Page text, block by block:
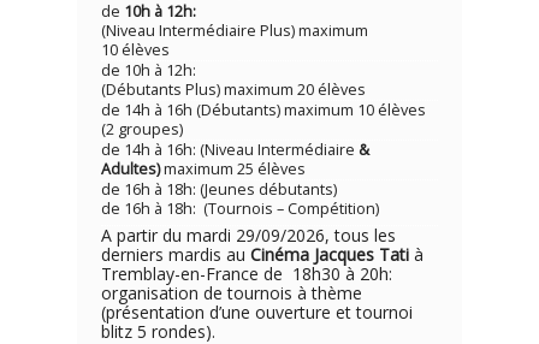
de 10h à 12h:
(Niveau Intermédiaire Plus) maximum
10 élèves
de 10h à 12h:
(Débutants Plus) maximum 20 élèves
de 14h à 16h (Débutants) maximum 10 élèves
(2 groupes)
de 14h à 16h: (Niveau Intermédiaire &
Adultes)maximum 25 élèves
de 16h à 18h: (Jeunes débutants)
de 16h à 18h: (Tournois – Compétition)
A partir du mardi 29/09/2026, tous les
derniers mardis au Cinéma Jacques Tati à
Tremblay-en-France de 18h30 à 20h:
organisation de tournois à thème
(présentation d’une ouverture et tournoi
blitz 5 rondes).